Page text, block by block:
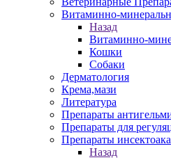
Витаминно-
Назад
Витаминно-
Кошки
Собаки
Дерматология
Крема,мази
Литература
Препараты
Препараты для
Препараты
Назад